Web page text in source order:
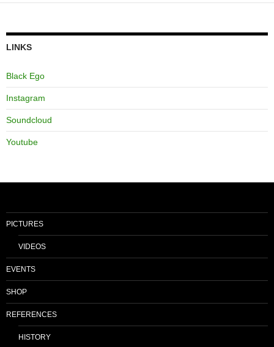
LINKS
Black Ego
Instagram
Soundcloud
Youtube
PICTURES
VIDEOS
EVENTS
SHOP
REFERENCES
HISTORY